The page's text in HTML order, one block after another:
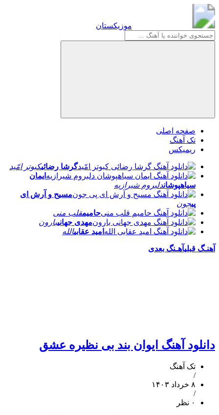
موزیکستان
صفحه اصلی
تک آهنگ
ریمیکس
گرشا رضائیکبوتر امّید
ایمان
سیاهپوشاندلبروم شیرازیه
مسیح و آرش ای
پیجون
حامیمقلب منی
مهدی جهانیبارون
امید عقابیالله
آهنـگ قبلیآهـنگ بعدی
دانلود آهنگ ایوان بند بی نظیره عشق
تک آهنگ
/
۸ خرداد ۱۴۰۳
/
۰ نظر